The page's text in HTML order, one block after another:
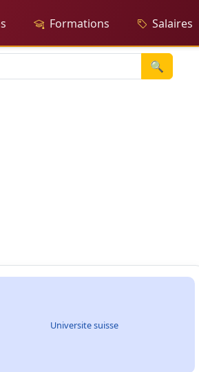
Formations Salaires
🔍
Universite suisse